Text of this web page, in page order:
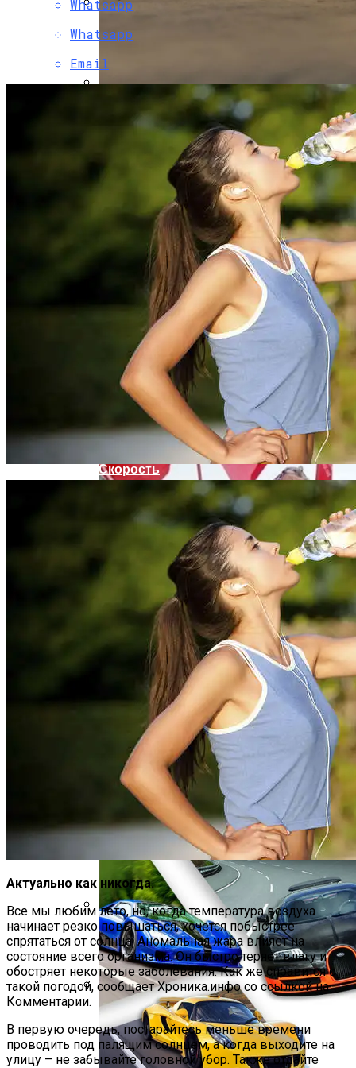
Назван Способ Быстро Восстановить
Организм После Праздников
Врачи Объяснили, Почему Нельзя
Часто Пить Кофе
Развенчан Популярный Миф О
Быстром Похудении
В Свободе Объяснили Низкий Процент
На Выборах В Раду
Женщине, Подкупавшей Избирателей,
Грозит Тюрьма
Симоненко Пытается Снять Запрет На
Деятельность КПУ
Названы Даты Встречи Зеленского И
Трампа
В Украину Может Хлынуть Поток
Дешевых Авто Из США: В Чем Подвох
Названы Автомобили, Владельцы
Которых Чаще Всего Превышают
Скорость
«Аватар» Вдохновил Mercedes-Benz На
Создание Футуристического Авто
Whatsapp
Whatsapp
Email
Актуально как никогда.
Все мы любим лето, но, когда температура воздуха
начинает резко повышаться, хочется побыстрее
спрятаться от солнца. Аномальная жара влияет на
состояние всего организма. Он быстро теряет влагу и
обостряет некоторые заболевания. Как же справится с
такой погодой, сообщает Хроника.инфо со ссылкой на
Комментарии.
В первую очередь, постарайтесь меньше времени
проводить под палящим солнцем, а когда выходите на
улицу – не забывайте головной убор. Также отдайте